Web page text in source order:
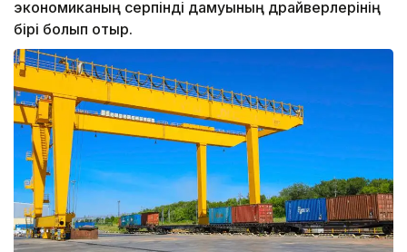
экономиканың серпінді дамуының драйверлерінің
бірі болып отыр.